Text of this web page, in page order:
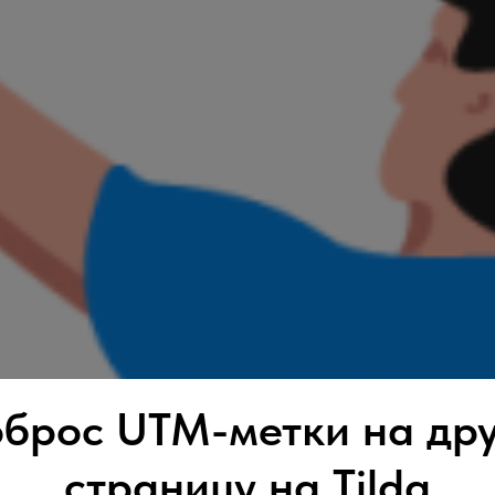
UTM-метки на